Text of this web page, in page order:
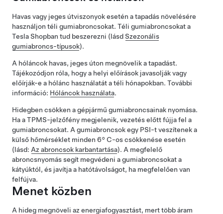
Havas vagy jeges útviszonyok esetén a tapadás növelésére
használjon téli gumiabroncsokat. Téli gumiabroncsokat a
Tesla Shopban tud beszerezni (lásdSzezonális
gumiabroncs-típusok).
A hóláncok havas, jeges úton megnövelik a tapadást.
Tájékozódjon róla, hogy a helyi előírások javasolják vagy
előírják-e a hólánc használatát a téli hónapokban. További
információ: Hóláncok használata.
Hidegben csökken a gépjármű gumiabroncsainak nyomása.
Ha a TPMS-jelzőfény megjelenik, vezetés előtt fújja fel a
gumiabroncsokat. A gumiabroncsok egy PSI-t veszítenek a
külső hőmérséklet minden 6° C-oscsökkenése esetén
(lásd: Az abroncsok karbantartása). A megfelelő
abroncsnyomás segít megvédeni a gumiabroncsokat a
kátyúktól, és javítja a hatótávolságot, ha megfelelően van
felfújva.
Menet közben
A hideg megnöveli az energiafogyasztást, mert több áram